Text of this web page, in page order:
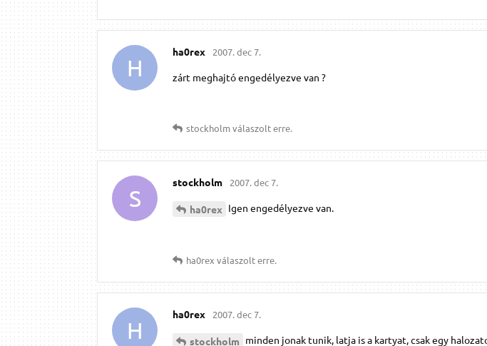
H
ha0rex 2007. dec 7.
zárt meghajtó engedélyezve van ?
stockholmválaszolt erre.
S
stockholm 2007. dec 7.
ha0rex Igen engedélyezve van.
ha0rex válaszolt erre.
H
ha0rex 2007. dec 7.
stockholm minden jonak tunik, latja is a kartyat, csak egy